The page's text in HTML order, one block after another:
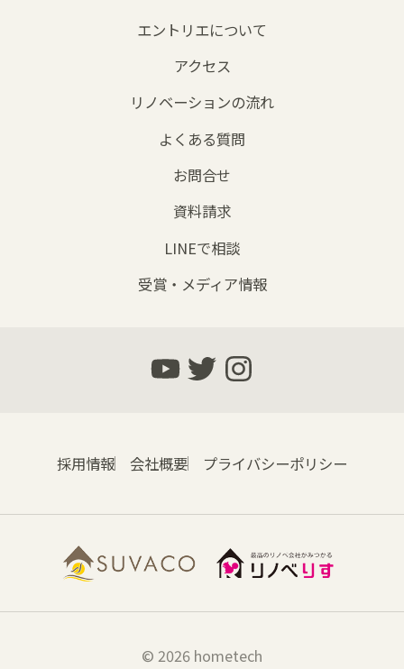
エントリエについて
アクセス
リノベーションの流れ
よくある質問
お問合せ
資料請求
LINEで相談
受賞・メディア情報
採用情報 会社概要 プライバシーポリシー
© 2026 hometech